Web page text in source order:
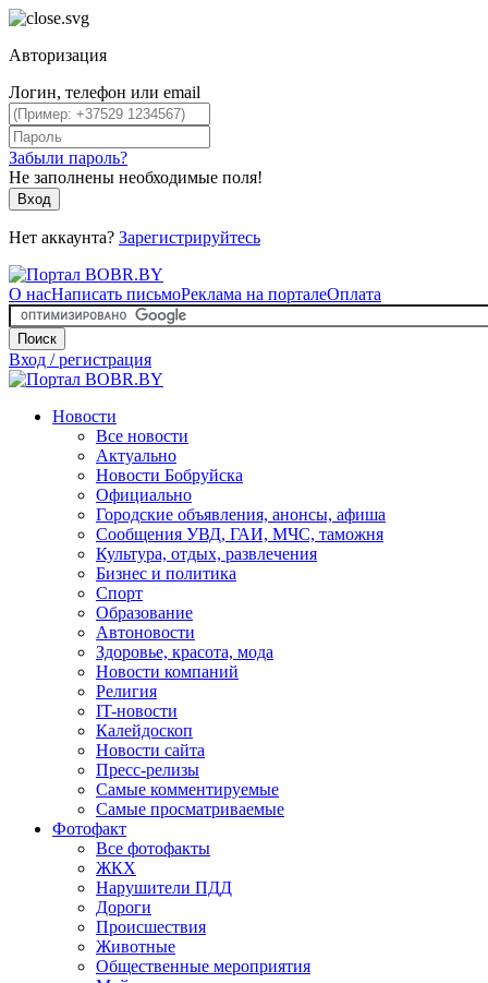
Авторизация
Логин, телефон или email
Забыли пароль?
Не заполнены необходимые поля!
Вход
Нет аккаунта? Зарегистрируйтесь
О насНаписать письмоРеклама на порталеОплата
Поиск
Вход / регистрация
Новости
Все новости
Актуально
Новости Бобруйска
Официально
Городские объявления, анонсы, афиша
Сообщения УВД, ГАИ, МЧС, таможня
Культура, отдых, развлечения
Бизнес и политика
Спорт
Образование
Автоновости
Здоровье, красота, мода
Новости компаний
Религия
IT-новости
Калейдоскоп
Новости сайта
Пресс-релизы
Самые комментируемые
Самые просматриваемые
Фотофакт
Все фотофакты
ЖКХ
Нарушители ПДД
Дороги
Происшествия
Животные
Общественные мероприятия